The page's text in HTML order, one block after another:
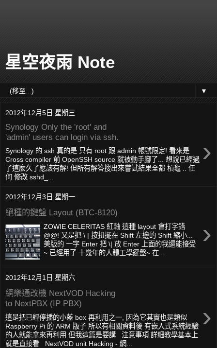
星空夜雨 Note
▼
2012年12月5日 星期三
Synology Only the 'root' and
'admin' users can login via ssh.
›
Synology 的 ssh 真的是 只有 root 跟 admin 帳號限定! 看來是
Cross compiler 前 OpenSSH source 就被動手腳了... 想說已經過
了這麼久了應該有解! 但所有解答搜出來嘗試結果全都 槓龜 .. 任
何 修改 sshd_...
2012年12月3日 星期一
絕種的鍵盤 Layout (BTC-8120)
›
ZOWIE CELERITAS 紅軸 這種 layout 會打字錯
@@! 又是把 \ | 按扭擺在 Shift 左邊的 Shift 縮小...
美版的 一字 Enter 把 \| 放 Enter 上面的我還能接受
~ 已經用了 十幾年的人體工學鍵盤~ 在...
2012年12月1日 星期六
網樂通改機 NextVOD Hacking
to NextPBX (IP PBX)
›
這是把已經停播的小藍 box 再利用之一, 因為它其實也是類似
Raspberry Pi 的 ARM 版子 所以有相關資料後 有嵌入式系統經驗
的人就能拿來再利用 但我這篇是要講 注意事項 詳細教學基本上
就是直接看 NextVOD unit Hacking - 網...